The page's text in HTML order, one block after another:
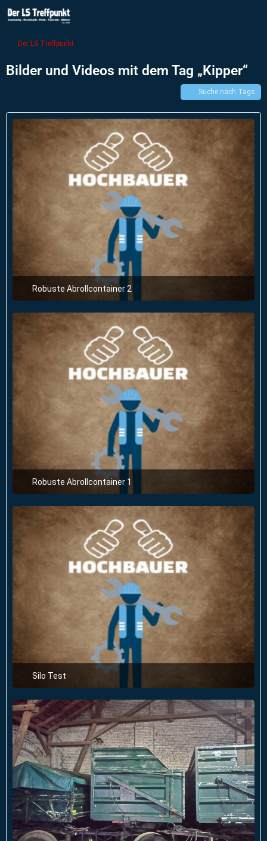
Der LS Treffpunkt
Bilder und Videos mit dem Tag „Kipper“
Suche nach Tags
Robuste Abrollcontainer 2
23. Februar 2025 um 16:59
Robuste Abrollcontainer 1
23. Februar 2025 um 16:59
Silo Test
23. Februar 2025 um 16:32